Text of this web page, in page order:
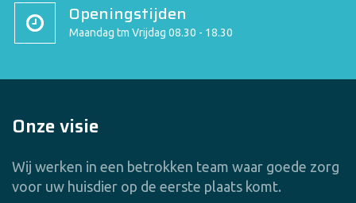
Openingstijden
Maandag tm Vrijdag 08.30 - 18.30
Onze visie
Wij werken in een betrokken team waar goede zorg
voor uw huisdier op de eerste plaats komt.